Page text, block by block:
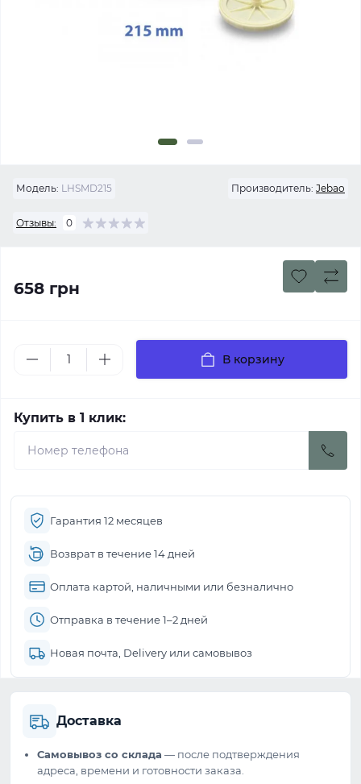
Модель: LHSMD215 Производитель: Jebao
Отзывы: 0
658 грн
В корзину
Купить в 1 клик:
Гарантия 12 месяцев
Возврат в течение 14 дней
Оплата картой, наличными или безналично
Отправка в течение 1–2 дней
Новая почта, Delivery или самовывоз
Доставка
Самовывоз со склада — после подтверждения
адреса, времени и готовности заказа.